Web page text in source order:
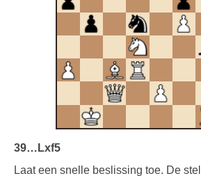
39…Lxf5
Laat een snelle beslissing toe. De